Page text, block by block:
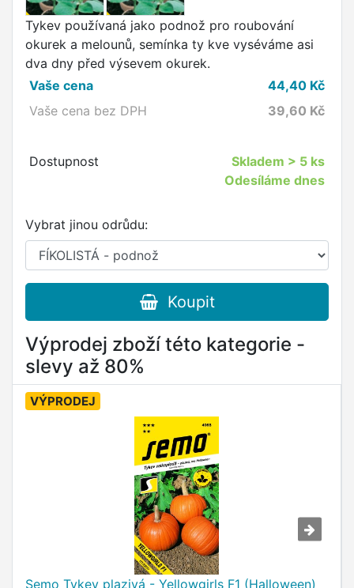
Tykev používaná jako podnož pro roubování
okurek a melounů, semínka ty kve vyséváme asi
dva dny před výsevem okurek.
Vaše cena
44,40 Kč
Vaše cena bez DPH
39,60 Kč
Dostupnost Skladem > 5 ks
Odesíláme dnes
Vybrat jinou odrůdu:
Koupit
Výprodej zboží této kategorie -
slevy až 80%
VÝPRODEJ
Semo Tykev plazivá - Yellowgirls F1 (Halloween)